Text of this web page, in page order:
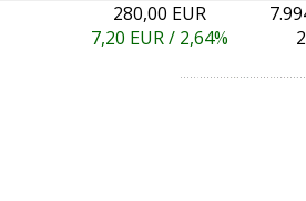
280,00 EUR
7,20 EUR / 2,64%